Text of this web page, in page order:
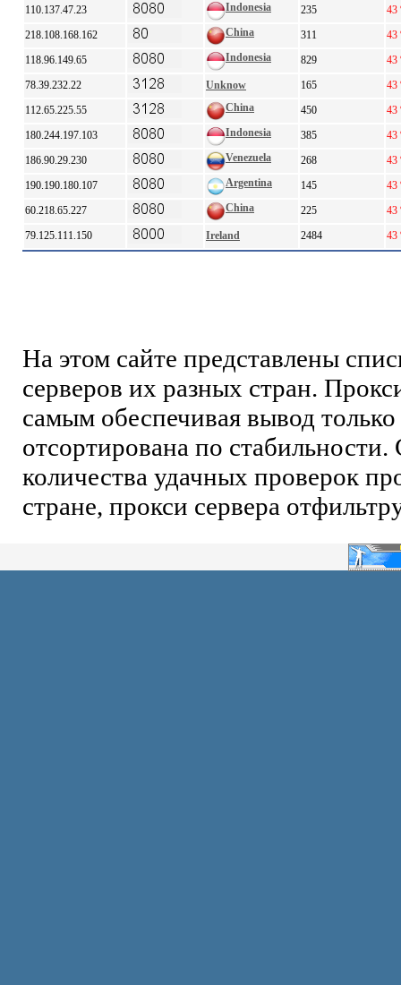
110.137.47.23
Indonesia 235
43
218.108.168.162
China 311
43
118.96.149.65
Indonesia 829
43
78.39.232.22
Unknow 165
43
112.65.225.55
China 450
43
180.244.197.103
Indonesia 385
43
186.90.29.230
Venezuela 268
43
190.190.180.107
Argentina 145
43
60.218.65.227
China 225
43
79.125.111.150
Ireland 2484 43
На этом сайте представлены
серверов их разных стран.
самым обеспечивая вывод
отсортирована по стабильности.
количества удачных проверок
стране, прокси сервера